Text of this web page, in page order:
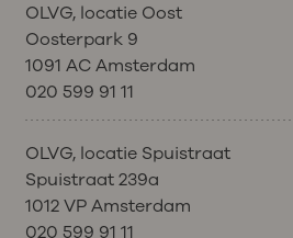
OLVG, locatie Oost
Oosterpark 9
1091 AC Amsterdam
020 599 91 11
OLVG, locatie Spuistraat
Spuistraat 239a
1012 VP Amsterdam
020 599 91 11